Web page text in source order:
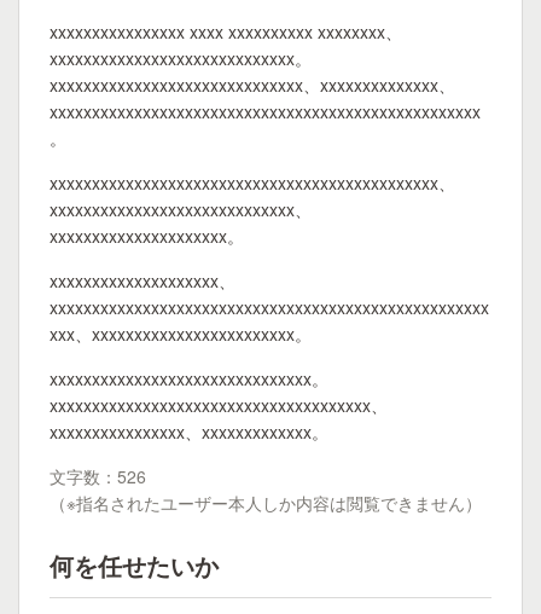
xxxxxxxxxxxxxxxx xxxx xxxxxxxxxx xxxxxxxx、
xxxxxxxxxxxxxxxxxxxxxxxxxxxxx。
xxxxxxxxxxxxxxxxxxxxxxxxxxxxxx、xxxxxxxxxxxxxx、
xxxxxxxxxxxxxxxxxxxxxxxxxxxxxxxxxxxxxxxxxxxxxxxxxxx
。
xxxxxxxxxxxxxxxxxxxxxxxxxxxxxxxxxxxxxxxxxxxxxx、
xxxxxxxxxxxxxxxxxxxxxxxxxxxxx、
xxxxxxxxxxxxxxxxxxxxx。
xxxxxxxxxxxxxxxxxxxx、
xxxxxxxxxxxxxxxxxxxxxxxxxxxxxxxxxxxxxxxxxxxxxxxxxxxx
xxx、xxxxxxxxxxxxxxxxxxxxxxxx。
xxxxxxxxxxxxxxxxxxxxxxxxxxxxxxx。
xxxxxxxxxxxxxxxxxxxxxxxxxxxxxxxxxxxxxx、
xxxxxxxxxxxxxxxx、xxxxxxxxxxxxx。
文字数：526
（※指名されたユーザー本人しか内容は閲覧できません）
何を任せたいか